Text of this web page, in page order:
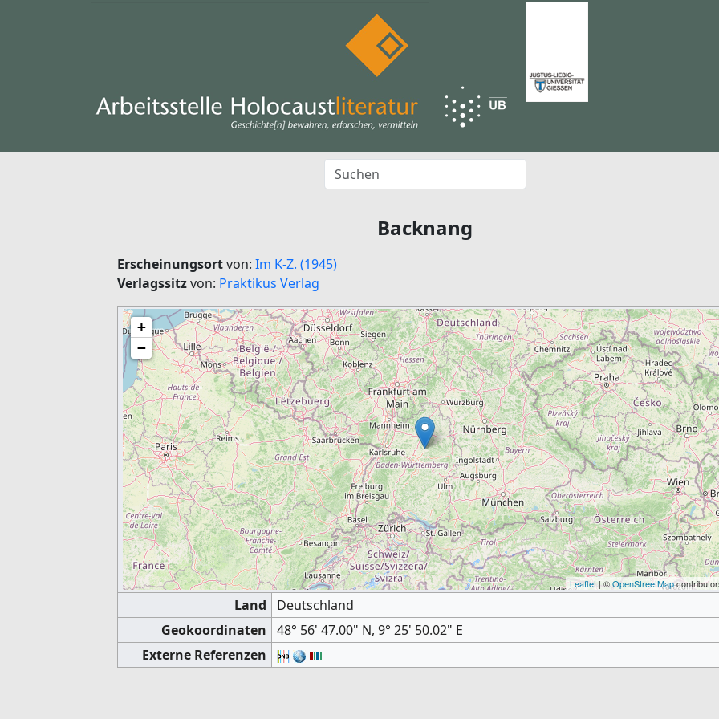
Backnang
Erscheinungsortvon: Im K-Z. (1945)
Verlagssitzvon: Praktikus Verlag
+
−
Leaflet| ©OpenStreetMap
Land
Deutschland
Geokoordinaten
48° 56' 47.00" N, 9° 25' 50.02" E
Externe Referenzen